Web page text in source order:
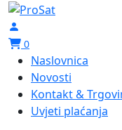
0
Naslovnica
Novosti
Kontakt &
Uvjeti plaćanja